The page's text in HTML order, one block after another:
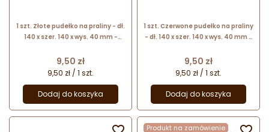
1 szt. Złote pudełko na praliny - dł.
140 x szer. 140 x wys. 40 mm -
okienkiem
Cena
9,50 zł
9,50 zł / 1 szt.
Dodaj do koszyka
1 szt. Czerwone pudełko na praliny
- dł. 140 x szer. 140 x wys. 40 mm -
okienkiem
Cena
9,50 zł
9,50 zł / 1 szt.
Dodaj do koszyka
Produkt na zamówienie